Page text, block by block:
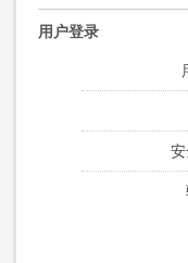
用户登录